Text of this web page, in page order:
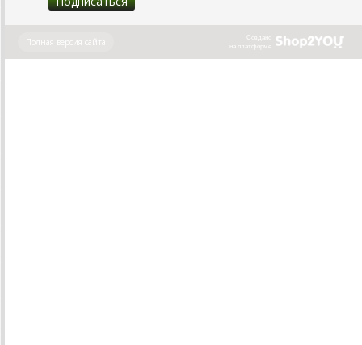
Создано
на платформе
Полная версия сайта